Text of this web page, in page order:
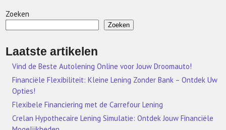
Zoeken
Zoeken
Laatste artikelen
Vind de Beste Autolening Online voor Jouw Droomauto!
Financiële Flexibiliteit: Kleine Lening Zonder Bank – Ontdek Uw
Opties!
Flexibele Financiering met de Carrefour Lening
Crelan Hypothecaire Lening Simulatie: Ontdek Jouw Financiële